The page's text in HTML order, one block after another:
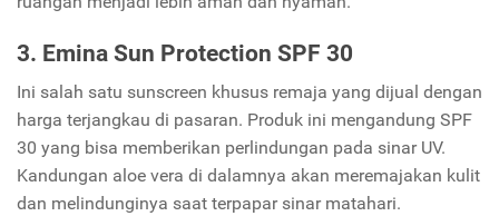
3. Emina Sun Protection SPF 30
Ini salah satu sunscreen khusus remaja yang dijual dengan
harga terjangkau di pasaran. Produk ini mengandung SPF
30 yang bisa memberikan perlindungan pada sinar UV.
Kandungan aloe vera di dalamnya akan meremajakan kulit
dan melindunginya saat terpapar sinar matahari.